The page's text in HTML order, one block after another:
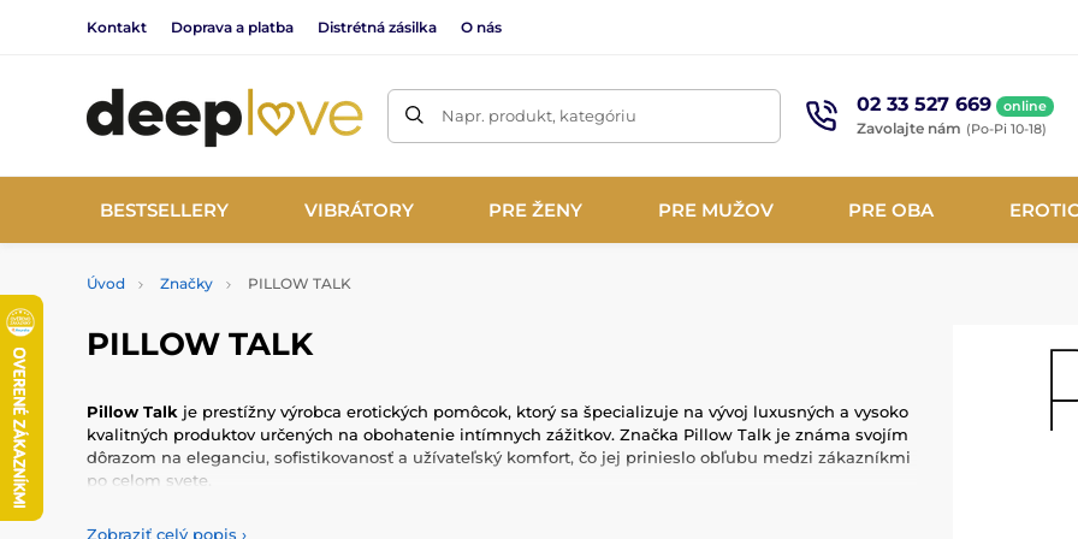
Kontakt Doprava a platba Distrétná zásilka O nás
Napr. produkt, kategóriu 02 33 527 669 online
Zavolajte nám (Po-Pi 10-18)
BESTSELLERY VIBRÁTORY PRE ŽENY PRE MUŽOV PRE OBA
Úvod Značky PILLOW TALK
PILLOW TALK
Pillow Talk je prestížny výrobca erotických pomôcok, ktorý sa špecializuje na vývoj luxusných a vysoko
kvalitných produktov určených na obohatenie intímnych zážitkov. Značka Pillow Talk je známa svojím
dôrazom na eleganciu, sofistikovanosť a užívateľský komfort, čo jej prinieslo obľubu medzi zákazníkmi
po celom svete.
Zobraziť celý popis ›